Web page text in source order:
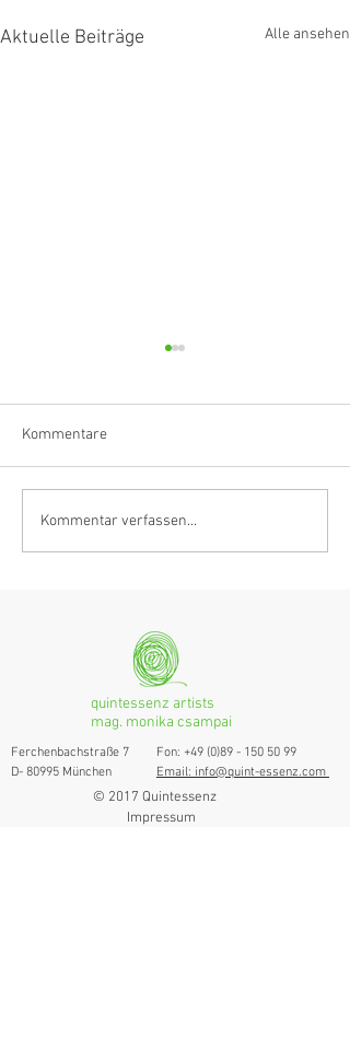
Aktuelle Beiträge Alle ansehen
Klarinettistin, Tonmeisterin,
Grenzgängerin
Kommentare
Kommentar verfassen...
quintessenz artists
mag. monika csampai
Ferchenbachstraße 7
D- 80995 München
Fon: +49 (0)89 - 150 50 99
Email: info@quint-essenz.com
© 2017 Quintessenz
Impressum